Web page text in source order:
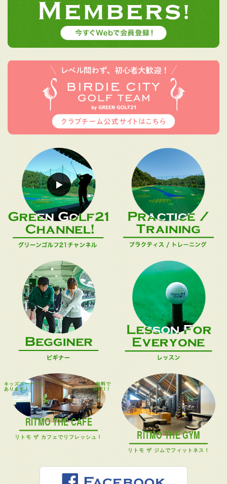
キッズコーナーも
あります！
無料で
WIFI！
RITMO THE CAFE
リトモ ザ カフェでリフレッシュ！ RITMO THE GYM
リトモ ザ ジムでフィットネス！